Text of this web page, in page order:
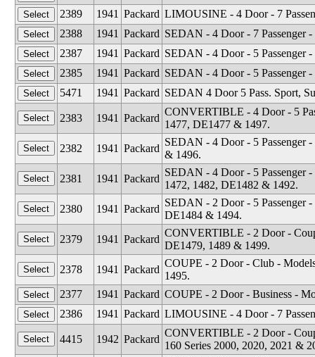
2389
1941 Packard LIMOUSINE - 4 Door - 7
2388
1941 Packard SEDAN - 4 Door - 7 Passenger
2387
1941 Packard SEDAN - 4 Door - 5 Passenger
2385
1941 Packard SEDAN - 4 Door - 5 Passenger
5471
1941 Packard SEDAN 4 Door 5 Pass. Sport,
2383 1941 Packard
CONVERTIBLE - 4 Door - 5
1477, DE1477 & 1497.
2382
1941 Packard
SEDAN - 4 Door - 5 Passenger
& 1496.
2381
1941 Packard
SEDAN - 4 Door - 5 Passenger
1472, 1482, DE1482 & 1492.
2380
1941 Packard
SEDAN - 2 Door - 5 Passenger
DE1484 & 1494.
2379
1941 Packard
CONVERTIBLE - 2 Door -
DE1479, 1489 & 1499.
2378
1941 Packard
COUPE - 2 Door - Club -
1495.
2377
1941 Packard COUPE - 2 Door - Business -
2386
1941 Packard LIMOUSINE - 4 Door - 7
4415 1942 Packard
CONVERTIBLE - 2 Door -
160 Series 2000, 2020, 2021 &